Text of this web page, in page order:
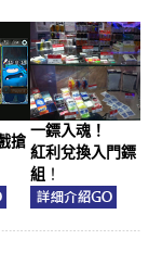
搶
一鏢入魂！
紅利兌換入門鏢
組 ！